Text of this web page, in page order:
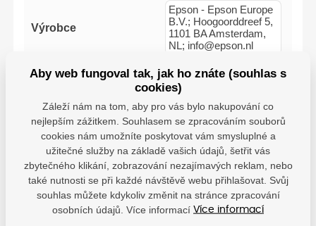
Výrobce
Epson - Epson Europe
B.V.; Hoogoorddreef 5,
1101 BA Amsterdam,
NL; info@epson.nl
Kompatibilní tiskárny
Epson Stylus S22
Epson Stylus SX125
Epson Stylus SX130
Epson Stylus SX230
Aby web fungoval tak, jak ho znáte (souhlas s
cookies)
Záleží nám na tom, aby pro vás bylo nakupování co
nejlepším zážitkem. Souhlasem se zpracováním souborů
cookies nám umožníte poskytovat vám smysluplné a
užitečné služby na základě vašich údajů, šetřit vás
zbytečného klikání, zobrazování nezajímavých reklam, nebo
také nutnosti se při každé návštěvě webu přihlašovat. Svůj
souhlas můžete kdykoliv změnit na stránce zpracování
osobních údajů. Více informací Více informací